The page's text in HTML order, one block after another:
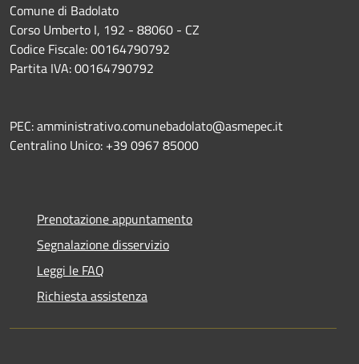
Comune di Badolato
Corso Umberto I, 192 - 88060 - CZ
Codice Fiscale: 00164790792
Partita IVA: 00164790792
PEC: amministrativo.comunebadolato@asmepec.it
Centralino Unico: +39 0967 85000
Prenotazione appuntamento
Segnalazione disservizio
Leggi le FAQ
Richiesta assistenza